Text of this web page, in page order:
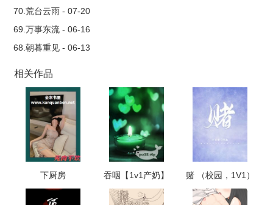
70.荒台云雨 - 07-20
69.万事东流 - 06-16
68.朝暮重见 - 06-13
相关作品
下厨房 吞咽【1v1产奶】 赌 （校园，1V1）